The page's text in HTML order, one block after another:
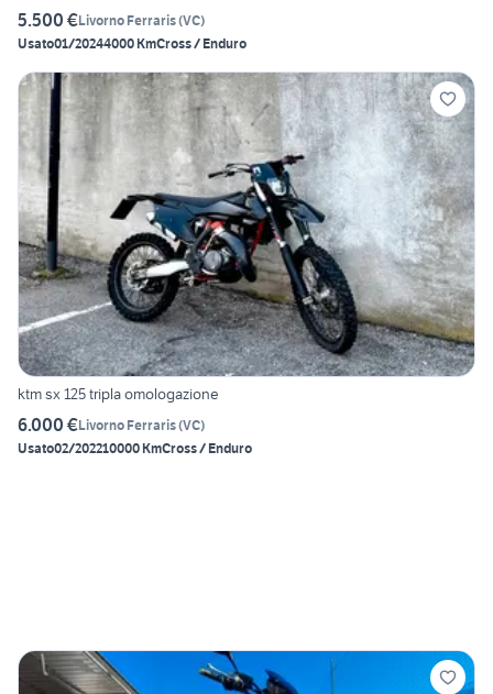
5.500 €Livorno Ferraris(VC)
Usato01/20244000 KmCross / Enduro
ktm sx 125 tripla omologazione
6.000 €Livorno Ferraris(VC)
Usato02/202210000 KmCross / Enduro